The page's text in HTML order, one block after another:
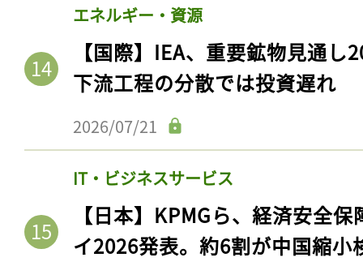
エネルギー・資源
【国際】IEA、重要鉱物見通
下流工程の分散では投資遅れ
2026/07/21
IT・ビジネスサービス
【日本】KPMGら、経済安全
イ2026発表。約6割が中国縮小